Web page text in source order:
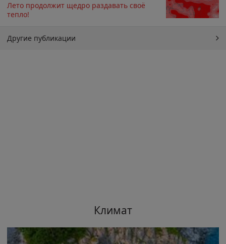
Лето продолжит щедро раздавать своё
тепло!
Другие публикации
Климат